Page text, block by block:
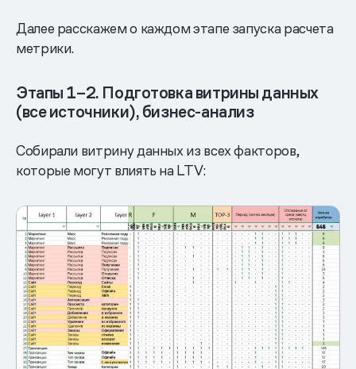
Далее расскажем о каждом этапе запуска расчета
метрики.
Этапы 1–2. Подготовка витрины данных
(все источники), бизнес-анализ
Собирали витрину данных из всех факторов,
которые могут влиять на LTV: